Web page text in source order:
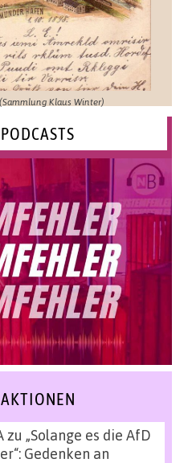
Klaus Winter)
zu „Solange es die AfD
Gedenken an